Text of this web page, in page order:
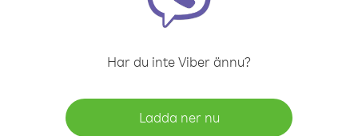
Har du inte Viber ännu?
Ladda ner nu